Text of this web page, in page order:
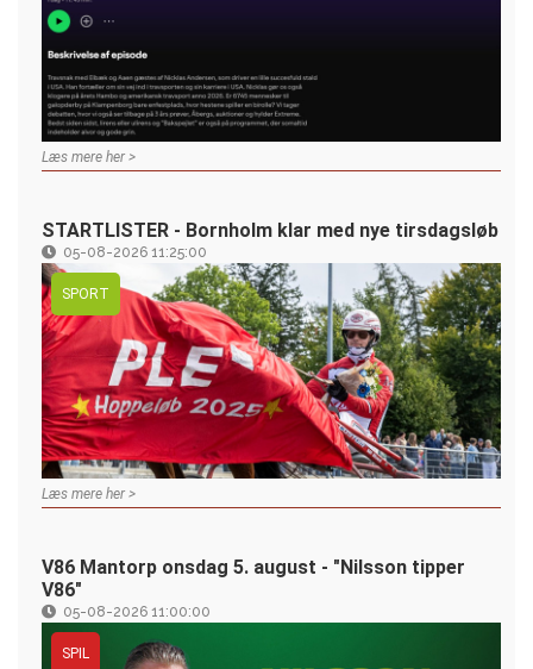
Læs mere her >
STARTLISTER - Bornholm klar med nye tirsdagsløb
05-08-2026 11:25:00
SPORT
Læs mere her >
V86 Mantorp onsdag 5. august - "Nilsson tipper
V86"
05-08-2026 11:00:00
SPIL